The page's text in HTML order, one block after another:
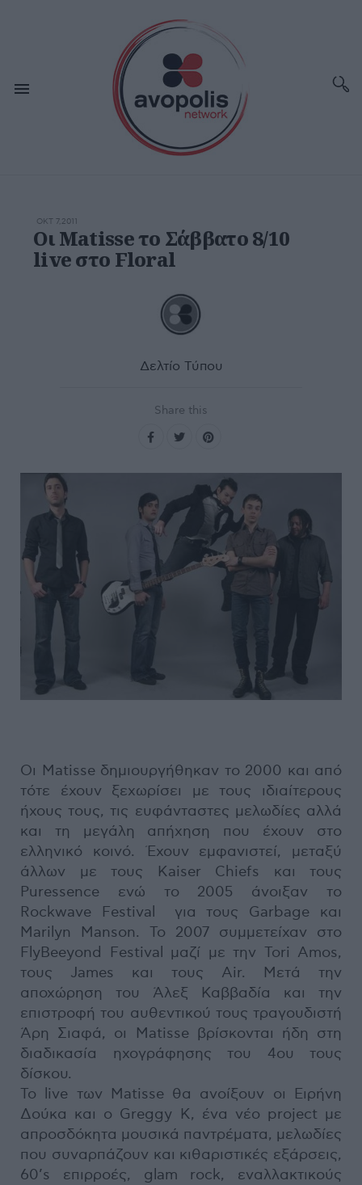
ΟΚΤ 7,2011
Οι Matisse το Σάββατο 8/10
live στο Floral
Δελτίο Τύπου
Share this
Oι Matisse δημιουργήθηκαν το 2000 και από
τότε έχουν ξεχωρίσει με τους ιδιαίτερους
ήχους τους, τις ευφάνταστες μελωδίες αλλά
και τη μεγάλη απήχηση που έχουν στο
ελληνικό κοινό. Έχουν εμφανιστεί, μεταξύ
άλλων με τους Kaiser Chiefs και τους
Puressence ενώ το 2005 άνοιξαν το
Rockwave Festival για τους Garbage και
Marilyn Manson. Το 2007 συμμετείχαν στο
FlyBeeyond Festival μαζί με την Tori Amos,
τους James και τους Air. Μετά την
αποχώρηση του Άλεξ Καββαδία και την
επιστροφή του αυθεντικού τους τραγουδιστή
Άρη Σιαφά, οι Matisse βρίσκονται ήδη στη
διαδικασία ηχογράφησης του 4ου τους
δίσκου.
Το live των Matisse θα ανοίξουν οι Ειρήνη
Δούκα και ο Greggy K, ένα νέο project με
απροσδόκητα μουσικά παντρέματα, μελωδίες
που συναρπάζουν και κιθαριστικές εξάρσεις,
60’s επιρροές, glam rock, εναλλακτικούς